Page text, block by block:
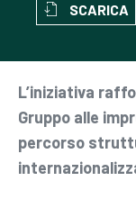
SCARICA
L’iniziativa
Gruppo alle
percorso